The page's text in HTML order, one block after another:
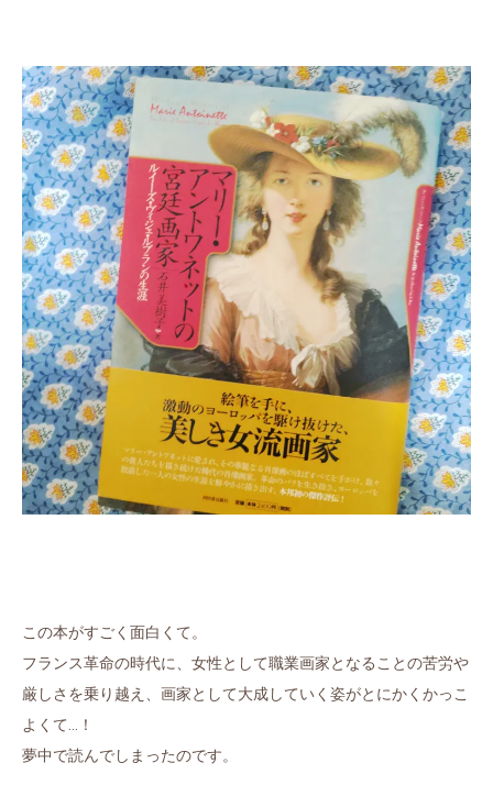
この本がすごく面白くて。
フランス革命の時代に、女性として職業画家となることの苦労や
厳しさを乗り越え、画家として大成していく姿がとにかくかっこ
よくて…！
夢中で読んでしまったのです。